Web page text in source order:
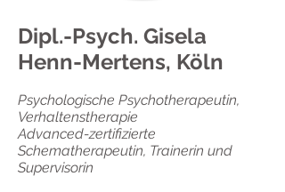
Dipl.-Psych. Gisela
Henn-Mertens, Köln
Psychologische Psychotherapeutin,
Verhaltenstherapie
Advanced-zertifizierte
Schematherapeutin, Trainerin und
Supervisorin